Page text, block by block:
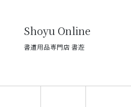
Shoyu Online
書道用品専門店 書遊